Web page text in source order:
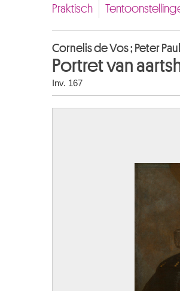
Praktisch
Cornelis de Vos ; Peter
Portret van
Inv. 167